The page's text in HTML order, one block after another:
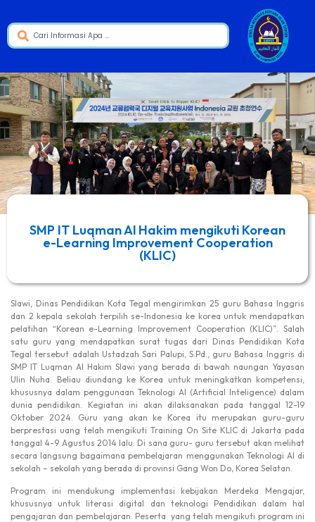
SMP IT Luqman Al Hakim mengikuti Korean
e-Learning Improvement Cooperation
(KLIC)
Slawi, Dinas Pendidikan Kota Tegal mengirimkan 25 guru Bahasa Inggris
dan 2 kepala sekolah terpilih se-Indonesia ke korea untuk mendapatkan
pelatihan “Korean e-Learning Improvement Cooperation (KLIC)”. Salah
satu guru yang mendapatkan surat tugas dari Dinas Pendidikan Kota
Tegal tersebut adalah Ustadzah Sari Palupi, S.Pd., guru Bahasa Inggris di
SMP IT Luqman Al Hakim Slawi yang berada di bawah naungan Yayasan
Ulin Nuha. Beliau diundang ke Korea untuk meningkatkan kompetensi,
khususnya dalam penggunaan Teknologi AI (Artificial Inteligence) dalam
dunia pendidikan. Kegiatan ini akan dilaksanakan pada tanggal 12-19
Oktober 2024. Guru yang akan ke Korea itu merupakan guru-guru
berprestasi uang telah mengikuti Training On Site KLIC di Jakarta pada
tanggal 4-9 Agustus 2014 lalu. Di sana guru- guru tersebut akan melihat
secara langsung bagaimana pembelajaran menggunakan Teknologi AI di
sekolah – sekolah yang berada di provinsi Gang Won Do, Korea Selatan.
Program ini mendukung implementasi kebijakan Merdeka Mengajar,
khususnya untuk literasi digital dan teknologi Pendidikan dalam hal
pengajaran dan pembelajaran. Peserta yang telah mengikuti program ini